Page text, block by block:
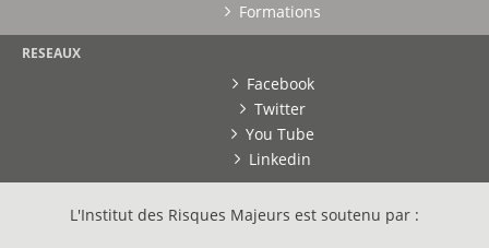
Formations
RESEAUX
Facebook
Twitter
You Tube
Linkedin
L'Institut des Risques Majeurs est soutenu par :